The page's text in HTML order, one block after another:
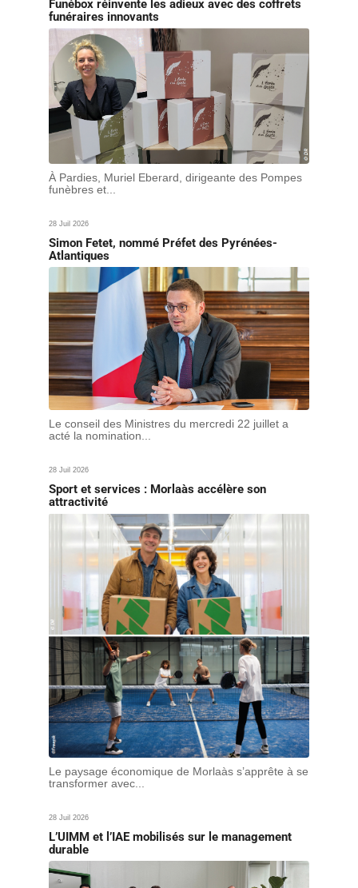
Funébox réinvente les adieux avec des coffrets
funéraires innovants
À Pardies, Muriel Eberard, dirigeante des Pompes
funèbres et...
28 Juil 2026
Simon Fetet, nommé Préfet des Pyrénées-
Atlantiques
Le conseil des Ministres du mercredi 22 juillet a
acté la nomination...
28 Juil 2026
Sport et services : Morlaàs accélère son
attractivité
Le paysage économique de Morlaàs s’apprête à se
transformer avec...
28 Juil 2026
L’UIMM et l’IAE mobilisés sur le management
durable